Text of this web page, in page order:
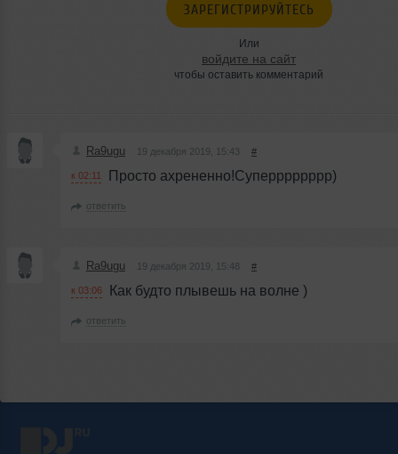
ЗАРЕГИСТРИРУЙТЕСЬ
Или
войдите на сайт
чтобы оставить комментарий
Ra9ugu 19 декабря 2019, 15:43 #
к 02:11 Просто ахрененно!Суперррррррр)
ответить
Ra9ugu 19 декабря 2019, 15:48 #
к 03:06 Как будто плывешь на волне )
ответить